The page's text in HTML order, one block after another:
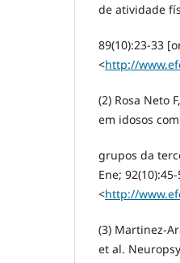
de atividade
89(10):23-33
<http://
(2) Rosa Neto
em idosos
grupos da
Ene;
<http://
(3) Martinez-
et al.